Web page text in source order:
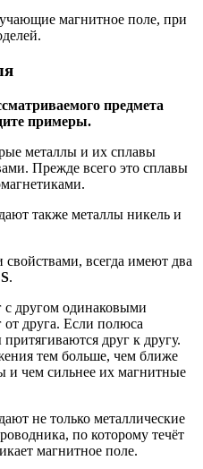
магнитное поле, при
предмета
примеры.
металлы и их сплавы
Прежде всего это сплавы
также металлы никель и
всегда имеют два
S.
с другом одинаковыми
друга. Если полюса
друг к другу.
тем больше, чем ближе
и чем сильнее их магнитные
не только металлические
по которому течёт
магнитное поле.